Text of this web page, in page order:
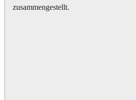
zusammengestellt.